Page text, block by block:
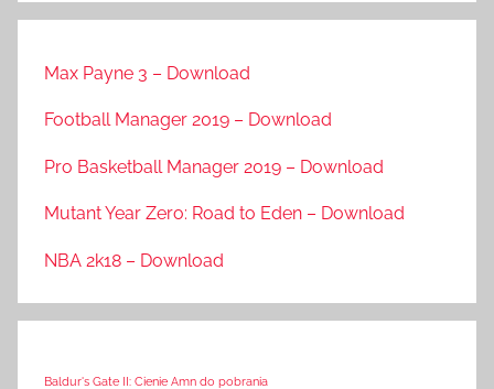
Max Payne 3 – Download
Football Manager 2019 – Download
Pro Basketball Manager 2019 – Download
Mutant Year Zero: Road to Eden – Download
NBA 2k18 – Download
Baldur's Gate II: Cienie Amn do pobrania